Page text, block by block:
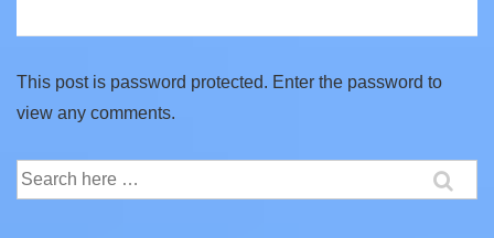
This post is password protected. Enter the password to
view any comments.
Search
for: